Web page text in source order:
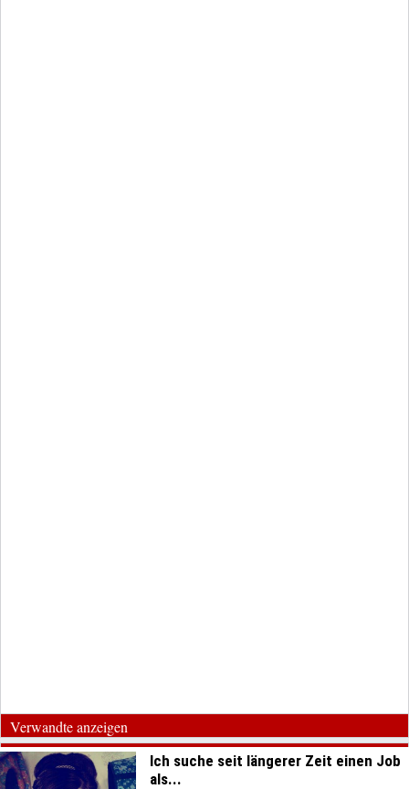
Verwandte anzeigen
Ich suche seit längerer Zeit einen Job
als...